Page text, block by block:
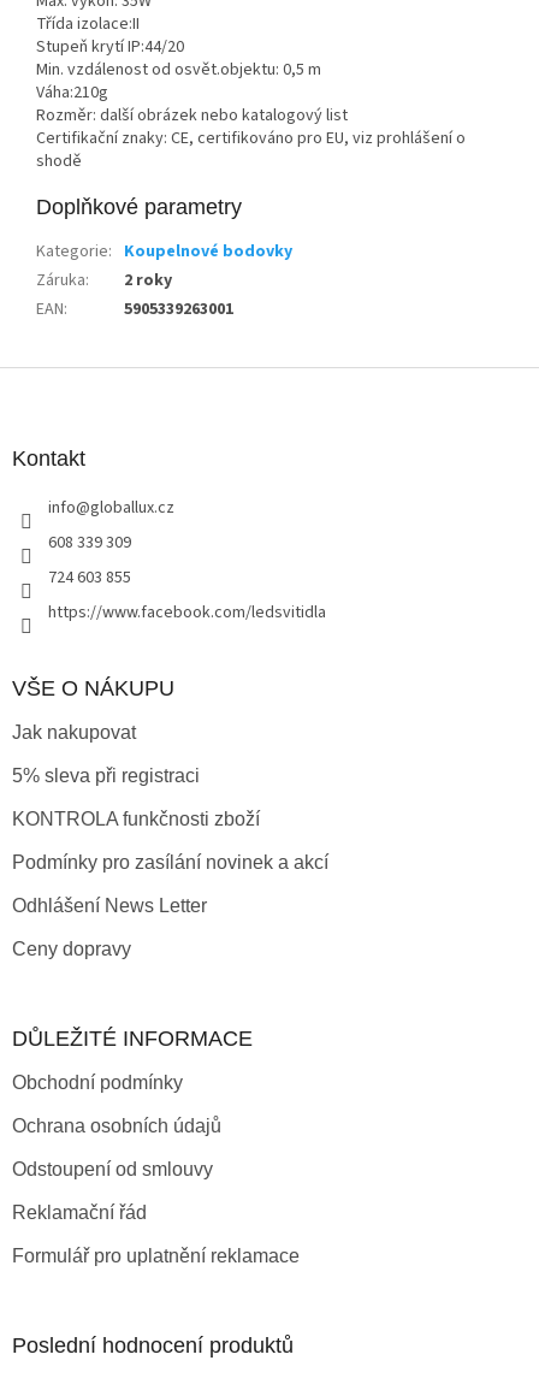
Třída izolace:II
Stupeň krytí IP:44/20
Min. vzdálenost od osvět.objektu: 0,5 m
Váha:210g
Rozměr: další obrázek nebo katalogový list
Certifikační znaky: CE, certifikováno pro EU, viz prohlášení o
shodě
Doplňkové parametry
Kategorie: Koupelnové bodovky
Záruka:
2 roky
EAN: 5905339263001
Kontakt
info@globallux.cz
608 339 309
724 603 855
https://www.facebook.com/ledsvitidla
VŠE O NÁKUPU
Jak nakupovat
5% sleva při registraci
KONTROLA funkčnosti zboží
Podmínky pro zasílání novinek a akcí
Odhlášení News Letter
Ceny dopravy
DŮLEŽITÉ INFORMACE
Obchodní podmínky
Ochrana osobních údajů
Odstoupení od smlouvy
Reklamační řád
Formulář pro uplatnění reklamace
Poslední hodnocení produktů